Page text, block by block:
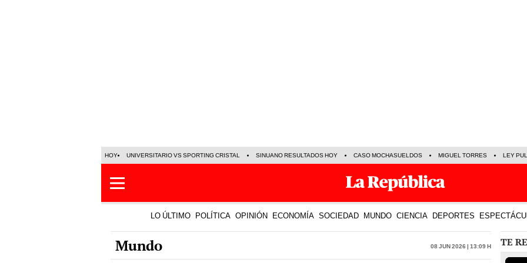
HOY UNIVERSITARIO VS SPORTING CRISTAL SINUANO RESULTADOS HOY CASO MOCHASUELDOS MIGUEL TORRES LEY
LO ÚLTIMO POLÍTICA OPINIÓN ECONOMÍA SOCIEDAD MUNDO CIENCIA DEPORTES
Mundo 08 Jun 2026 | 13:09 h TE